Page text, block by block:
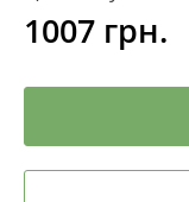
1007 грн.